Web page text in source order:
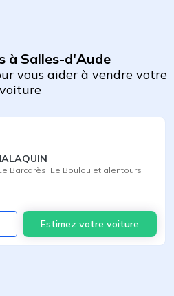
à Salles-d'Aude
vous aider à vendre votre
voiture
Barcarès Le Boulou et alentours
Estimez votre voiture